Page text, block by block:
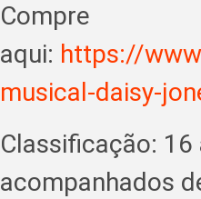
Compre
aqui: https://
musical-daisy-
Classificação:
acompanhados